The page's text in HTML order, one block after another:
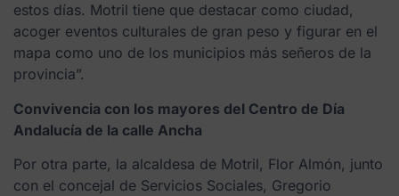
estos días. Motril tiene que destacar como ciudad,
acoger eventos culturales de gran peso y figurar en el
mapa como uno de los municipios más señeros de la
provincia”.
Convivencia con los mayores del Centro de Día
Andalucía de la calle Ancha
Por otra parte, la alcaldesa de Motril, Flor Almón, junto
con el concejal de Servicios Sociales, Gregorio